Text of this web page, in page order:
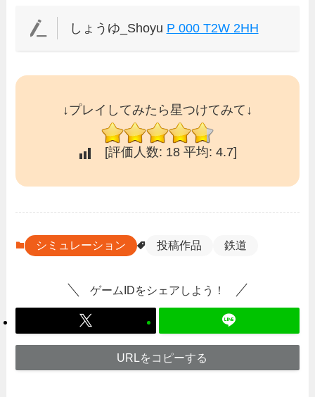
しょうゆ_Shoyu P 000 T2W 2HH
↓プレイしてみたら星つけてみて↓
[評価人数: 18 平均: 4.7]
シミュレーション 投稿作品 鉄道
ゲームIDをシェアしよう！
URLをコピーする